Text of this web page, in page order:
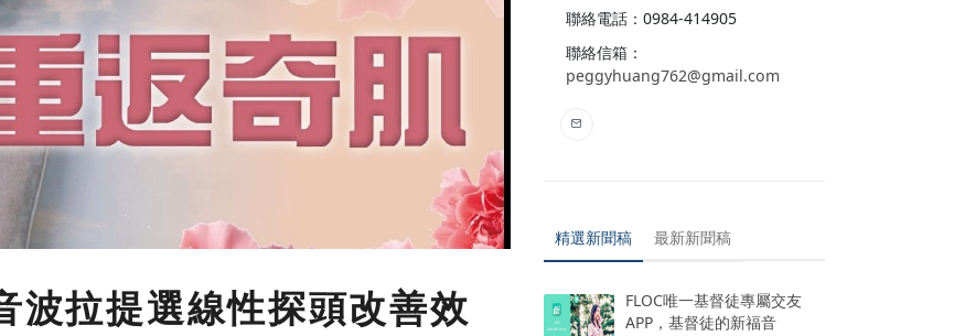
波拉提選線性探頭改善效
聯絡電話：0984-414905
聯絡信箱：
peggyhuang762@gmail.com
精選新聞稿 最新新聞稿
FLOC唯一基督徒專屬交友
APP，基督徒的新福音